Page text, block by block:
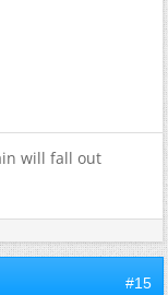
will fall out
#15